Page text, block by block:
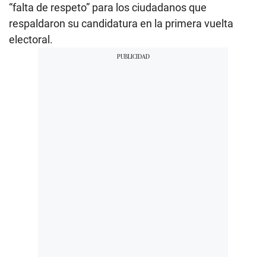
“falta de respeto” para los ciudadanos que
respaldaron su candidatura en la primera vuelta
electoral.